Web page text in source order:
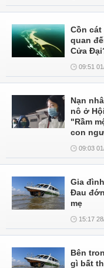
Cồn
quan
Cửa
09:51
Nạn
nô ở
"Rầm
con
09:03
Gia
Đau
mẹ
15:17
Bên
gì bất